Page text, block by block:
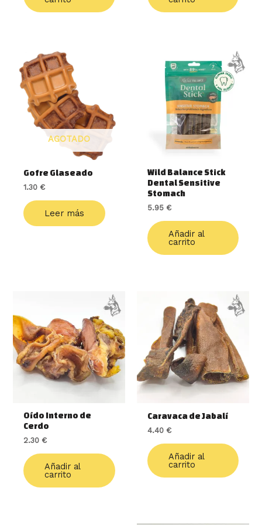
AGOTADO
Gofre Glaseado
1.30 €
Leer más
Wild Balance Stick
Dental Sensitive
Stomach
5.95 €
Añadir al
carrito
Oído Interno de
Cerdo
2.30 €
Añadir al
carrito
Caravaca de Jabalí
4.40 €
Añadir al
carrito